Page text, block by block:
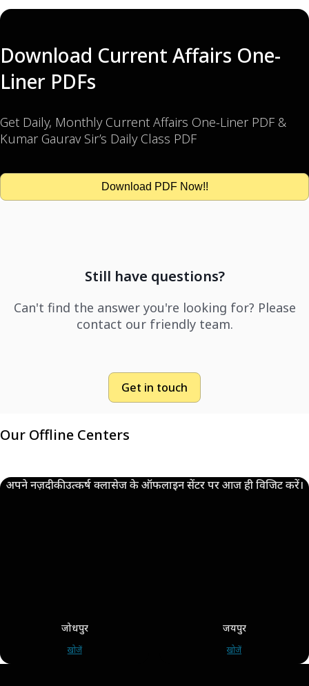
Download Current Affairs One-
Liner PDFs
Get Daily, Monthly Current Affairs One-Liner PDF &
Kumar Gaurav Sir’s Daily Class PDF
Download PDF Now!!
Still have questions?
Can't find the answer you're looking for? Please
contact our friendly team.
Get in touch
Our Offline Centers
अपने नज़दीकी उत्कर्ष क्लासेज के ऑफलाइन सेंटर पर आज ही विजिट करें।
जोधपुर
खोजें
जयपुर
खोजें